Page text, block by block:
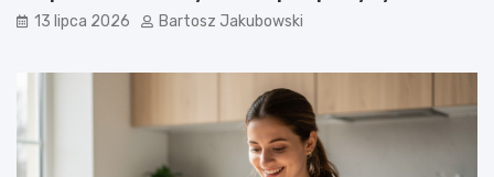
13 lipca 2026 Bartosz Jakubowski